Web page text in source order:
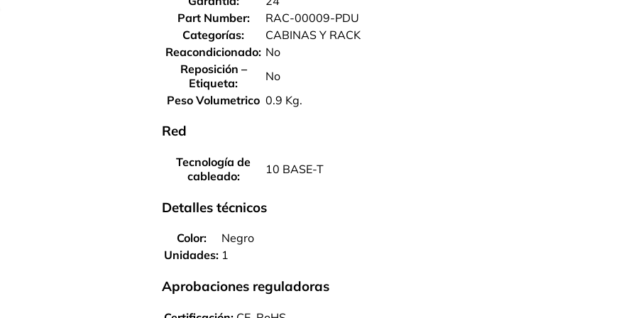
Part Number:
RAC-00009-PDU
Categorías:
CABINAS Y RACK
Reacondicionado: No
Reposición –
Etiqueta:
No
Peso Volumetrico 0.9 Kg.
Red
Tecnología de
cableado:
10 BASE-T
Detalles técnicos
Color:
Negro
Unidades: 1
Aprobaciones reguladoras